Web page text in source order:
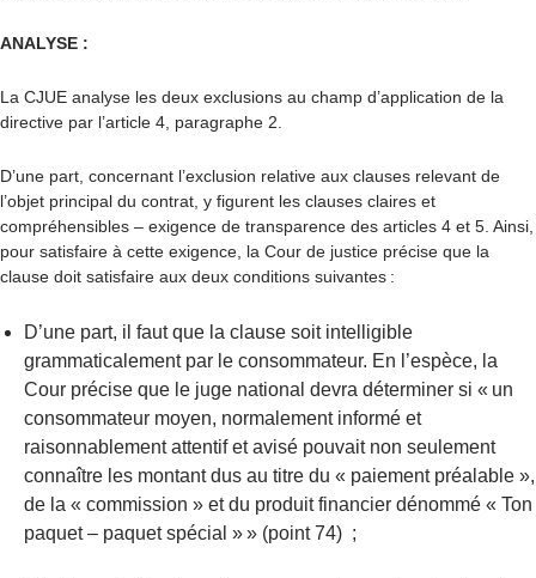
ANALYSE :
La CJUE analyse les deux exclusions au champ d’application de la
directive par l’article 4, paragraphe 2.
D’une part, concernant l’exclusion relative aux clauses relevant de
l’objet principal du contrat, y figurent les clauses claires et
compréhensibles – exigence de transparence des articles 4 et 5. Ainsi,
pour satisfaire à cette exigence, la Cour de justice précise que la
clause doit satisfaire aux deux conditions suivantes :
D’une part, il faut que la clause soit intelligible
grammaticalement par le consommateur. En l’espèce, la
Cour précise que le juge national devra déterminer si « un
consommateur moyen, normalement informé et
raisonnablement attentif et avisé pouvait non seulement
connaître les montant dus au titre du « paiement préalable »,
de la « commission » et du produit financier dénommé « Ton
paquet – paquet spécial » » (point 74) ;